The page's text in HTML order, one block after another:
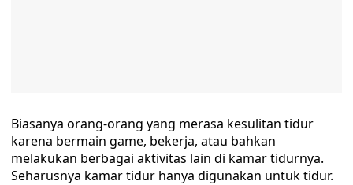
Biasanya orang-orang yang merasa kesulitan tidur
karena bermain game, bekerja, atau bahkan
melakukan berbagai aktivitas lain di kamar tidurnya.
Seharusnya kamar tidur hanya digunakan untuk tidur.